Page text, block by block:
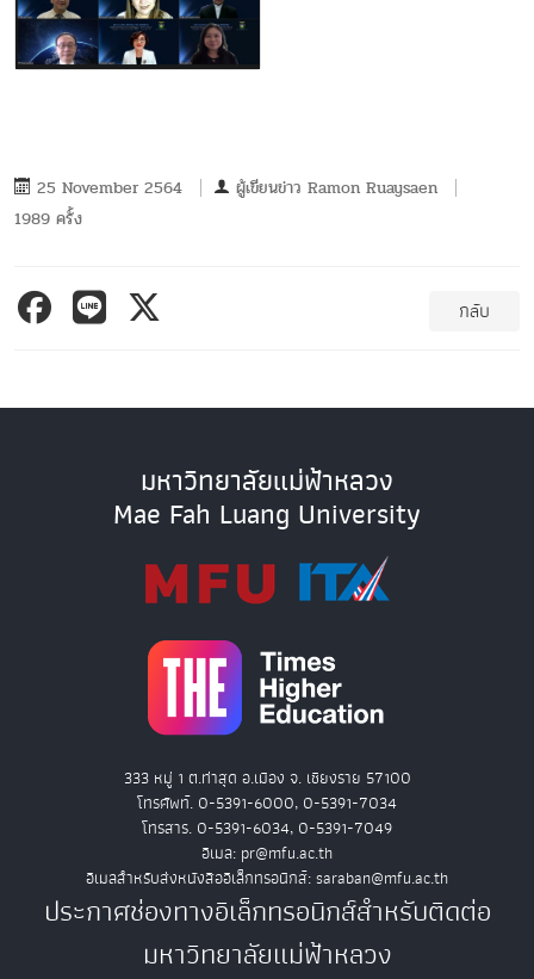
25 November 2564 ผู้เขียนข่าว Ramon Ruaysaen
1989 ครั้ง
กลับ
มหาวิทยาลัยแม่ฟ้าหลวง
Mae Fah Luang University
333 หมู่ 1 ต.ท่าสุด อ.เมือง จ. เชียงราย 57100
โทรศัพท์. 0-5391-6000, 0-5391-7034
โทรสาร. 0-5391-6034, 0-5391-7049
อีเมล: pr@mfu.ac.th
อีเมลสำหรับส่งหนังสืออิเล็กทรอนิกส์: saraban@mfu.ac.th
ประกาศช่องทางอิเล็กทรอนิกส์สำหรับติดต่อ
มหาวิทยาลัยแม่ฟ้าหลวง